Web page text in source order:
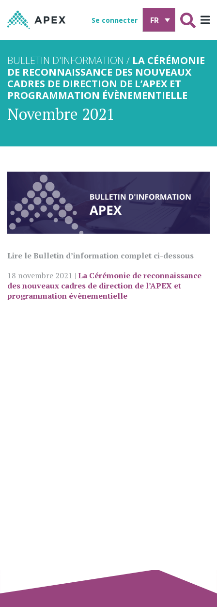
Se connecter FR
BULLETIN D'INFORMATION / LA CÉRÉMONIE
DE RECONNAISSANCE DES NOUVEAUX
CADRES DE DIRECTION DE L’APEX ET
PROGRAMMATION ÉVÈNEMENTIELLE
Novembre 2021
Lire le Bulletin d’information complet ci-dessous
18 novembre 2021 | La Cérémonie de reconnaissance
des nouveaux cadres de direction de l’APEX et
programmation évènementielle